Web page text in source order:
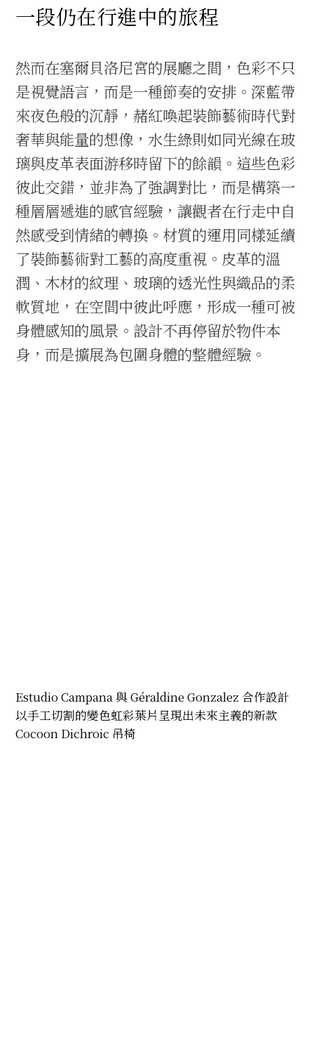
一段仍在行進中的旅程
然而在塞爾貝洛尼宮的展廳之間，色彩不只
是視覺語言，而是一種節奏的安排。深藍帶
來夜色般的沉靜，赭紅喚起裝飾藝術時代對
奢華與能量的想像，水生綠則如同光線在玻
璃與皮革表面游移時留下的餘韻。這些色彩
彼此交錯，並非為了強調對比，而是構築一
種層層遞進的感官經驗，讓觀者在行走中自
然感受到情緒的轉換。材質的運用同樣延續
了裝飾藝術對工藝的高度重視。皮革的溫
潤、木材的紋理、玻璃的透光性與織品的柔
軟質地，在空間中彼此呼應，形成一種可被
身體感知的風景。設計不再停留於物件本
身，而是擴展為包圍身體的整體經驗。
Estudio Campana 與 Géraldine Gonzalez 合作設計
以手工切割的變色虹彩葉片呈現出未來主義的新款
Cocoon Dichroic 吊椅